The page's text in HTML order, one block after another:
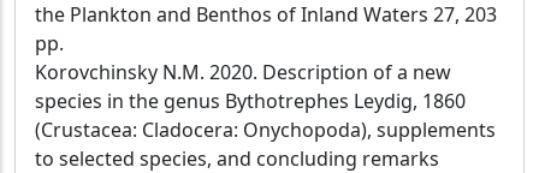
the Plankton and Benthos of Inland Waters 27, 203
pp.
Korovchinsky N.M. 2020. Description of a new
species in the genus Bythotrephes Leydig, 1860
(Crustacea: Cladocera: Onychopoda), supplements
to selected species, and concluding remarks